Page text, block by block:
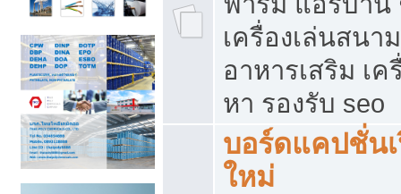
เครื่องเล่นสนา
อาหารเสริม เ
หา รองรับ seo
บอร์ดแคปชั่น
ใหม่